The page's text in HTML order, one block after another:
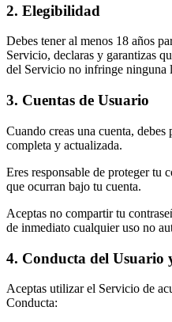
2. Elegibilidad
Debes tener al menos 18 años
Servicio, declaras y garantizas
del Servicio no infringe ninguna
3. Cuentas de Usuario
Cuando creas una cuenta,
completa y actualizada.
Eres responsable de proteger tu
que ocurran bajo tu cuenta.
Aceptas no compartir tu
de inmediato cualquier uso no
4. Conducta del Usuario
Aceptas utilizar el Servicio de
Conducta: